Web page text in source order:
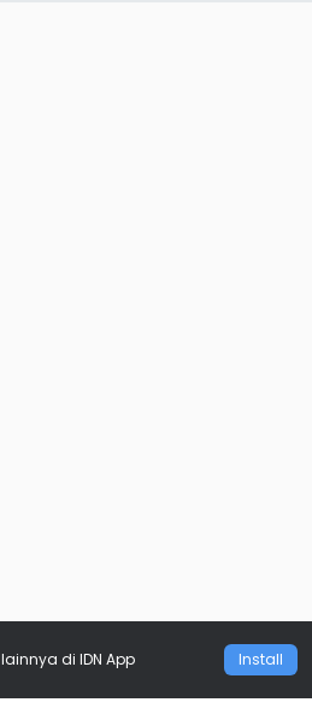
lainnya di IDN App Install